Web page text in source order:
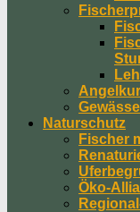
Naturschutz
Fischer
Öko-